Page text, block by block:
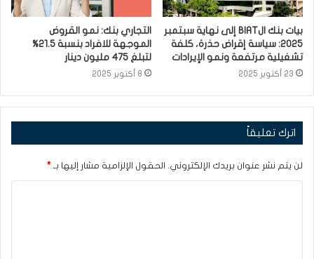
بيات بنك الBIAT إلى نهاية سبتمبر
2025: سياسة إقراض حذرة، كلفة
تشغيلية مرتفعة ونمو الإيرادات
23 أكتوبر 2025
التجاري بنك: نمو القروض
الموجهة للافراد بنسبة 21.5%
لتبلغ 475 مليون دينار
8 أكتوبر 2025
اترك تعليقاً
لن يتم نشر عنوان بريدك الإلكتروني. الحقول الإلزامية مشار إليها بـ *